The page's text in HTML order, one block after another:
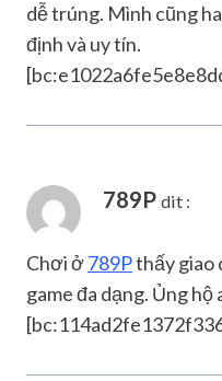
dễ trúng. Mình cũng
định và uy tín.
789P dit :
Chơi ở789Pthấy giao
game đa dạng. Ủng